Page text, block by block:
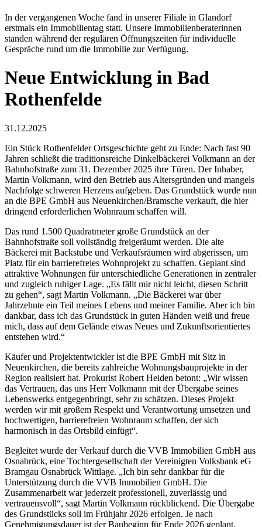
In der vergangenen Woche fand in unserer Filiale in Glandorf
erstmals ein Immobilientag statt. Unsere Immobilienberaterinnen
standen während der regulären Öffnungszeiten für individuelle
Gespräche rund um die Immobilie zur Verfügung.
Neue Entwicklung in Bad
Rothenfelde
31.12.2025
Ein Stück Rothenfelder Ortsgeschichte geht zu Ende: Nach fast 90
Jahren schließt die traditionsreiche Dinkelbäckerei Volkmann an der
Bahnhofstraße zum 31. Dezember 2025 ihre Türen. Der Inhaber,
Martin Volkmann, wird den Betrieb aus Altersgründen und mangels
Nachfolge schweren Herzens aufgeben. Das Grundstück wurde nun
an die BPE GmbH aus Neuenkirchen/Bramsche verkauft, die hier
dringend erforderlichen Wohnraum schaffen will.
Das rund 1.500 Quadratmeter große Grundstück an der
Bahnhofstraße soll vollständig freigeräumt werden. Die alte
Bäckerei mit Backstube und Verkaufsräumen wird abgerissen, um
Platz für ein barrierefreies Wohnprojekt zu schaffen. Geplant sind
attraktive Wohnungen für unterschiedliche Generationen in zentraler
und zugleich ruhiger Lage. „Es fällt mir nicht leicht, diesen Schritt
zu gehen“, sagt Martin Volkmann. „Die Bäckerei war über
Jahrzehnte ein Teil meines Lebens und meiner Familie. Aber ich bin
dankbar, dass ich das Grundstück in guten Händen weiß und freue
mich, dass auf dem Gelände etwas Neues und Zukunftsorientiertes
entstehen wird.“
Käufer und Projektentwickler ist die BPE GmbH mit Sitz in
Neuenkirchen, die bereits zahlreiche Wohnungsbauprojekte in der
Region realisiert hat. Prokurist Robert Heiden betont: „Wir wissen
das Vertrauen, das uns Herr Volkmann mit der Übergabe seines
Lebenswerks entgegenbringt, sehr zu schätzen. Dieses Projekt
werden wir mit großem Respekt und Verantwortung umsetzen und
hochwertigen, barrierefreien Wohnraum schaffen, der sich
harmonisch in das Ortsbild einfügt“.
Begleitet wurde der Verkauf durch die VVB Immobilien GmbH aus
Osnabrück, eine Tochtergesellschaft der Vereinigten Volksbank eG
Bramgau Osnabrück Wittlage. „Ich bin sehr dankbar für die
Unterstützung durch die VVB Immobilien GmbH. Die
Zusammenarbeit war jederzeit professionell, zuverlässig und
vertrauensvoll“, sagt Martin Volkmann rückblickend. Die Übergabe
des Grundstücks soll im Frühjahr 2026 erfolgen. Je nach
Genehmigungsdauer ist der Baubeginn für Ende 2026 geplant.